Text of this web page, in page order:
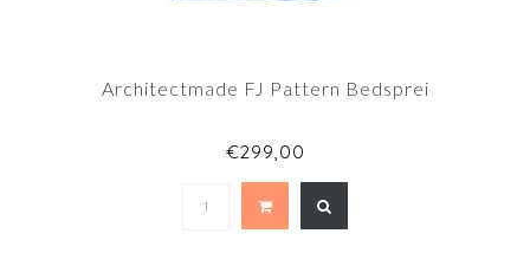
Architectmade FJ Pattern Bedsprei
€299,00